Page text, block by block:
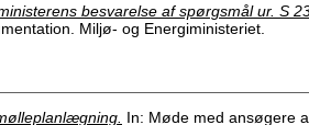
besvarelse af spørgsmål ur. S
Miljø- og Energiministeriet.
In: Møde med ansøgere